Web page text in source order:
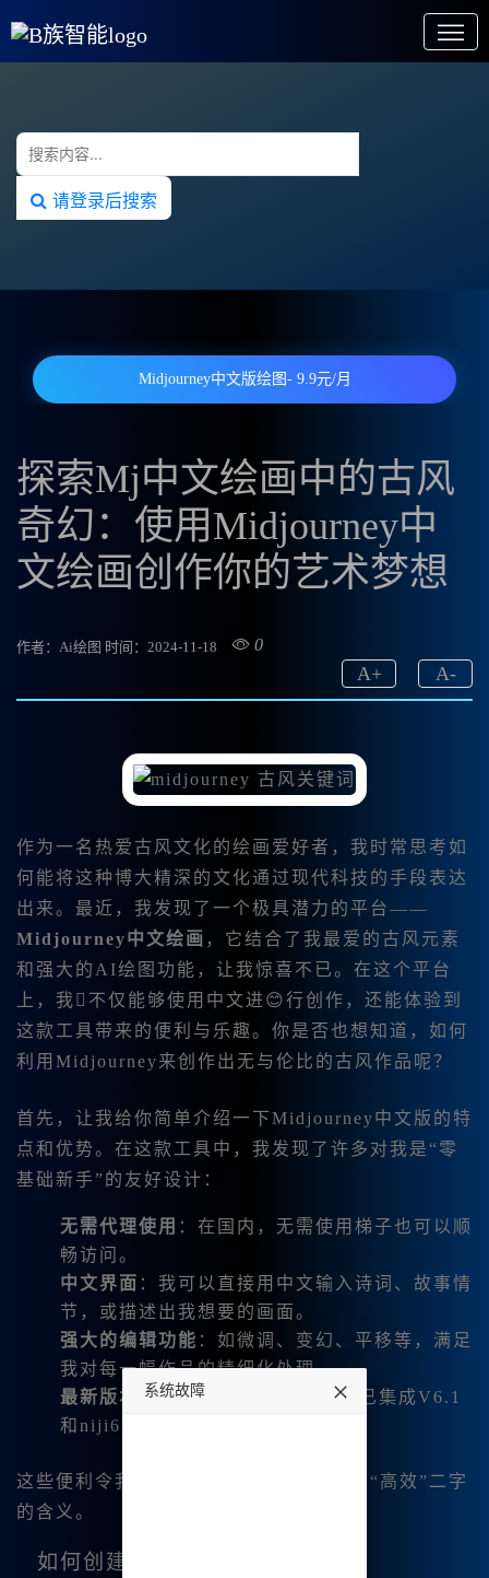
请登录后搜索
Midjourney中文版绘图- 9.9元/月
探索Mj中文绘画中的古风
奇幻：使用Midjourney中
文绘画创作你的艺术梦想
作者：Ai绘图 时间：2024-11-18 0
A-
A+
作为一名热爱古风文化的绘画爱好者，我时常思考如
何能将这种博大精深的文化通过现代科技的手段表达
出来。最近，我发现了一个极具潜力的平台——
Midjourney中文绘画 ，它结合了我最爱的古风元素
和强大的AI绘图功能，让我惊喜不已。在这个平台
上，我不仅能够使用中文进😊行创作，还能体验到
这款工具带来的便利与乐趣。你是否也想知道，如何
利用Midjourney来创作出无与伦比的古风作品呢？
首先，让我给你简单介绍一下Midjourney中文版的特
点和优势。在这款工具中，我发现了许多对我是“零
基础新手”的友好设计：
无需代理使用 ：在国内，无需使用梯子也可以顺
畅访问。
中文界面 ：我可以直接用中文输入诗词、故事情
节，或描述出我想要的画面。
强大的编辑功能 ：如微调、变幻、平移等，满足
我对每一幅作品的精细化处理。
最新版本支持：Midjourney中文版已集成V6.1
和niji6版本的全部功能。
这些便利令我在使用过程中，真正体会到“高效”二字
的含义。
如何创建古风作品
系统故障